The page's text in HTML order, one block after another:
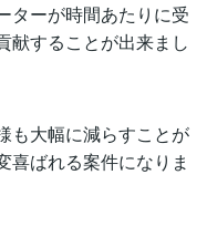
ターが時間あたりに受
献することが出来まし
も大幅に減らすことが
喜ばれる案件になりま